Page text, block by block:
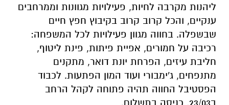
ליהנות מקרבה לחיות, פעילויות מגוונות וממרחבים
ענקיים, והכל קרוב קרוב בקיבוץ חפץ חיים
שבשפלה. בחווה מגוון פעילויות לכל המשפחה:
רכיבה על חמורים, אפיית פיתות, פינת ליטוף,
חליבת עיזים, הפרחת יונת דואר, מתקנים
מתנפחים, ג'ימבורי ועוד המון הפתעות. לכבוד
הפסטיבל החווה תהיה פתוחה לקהל הרחב
ב23/03, כניסה בתשלום
.